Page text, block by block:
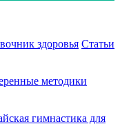
здоровья Статьи
методики
гимнастика для